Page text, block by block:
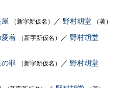
（新字新仮名） ／ 野村胡堂 （著）
着 （新字新仮名） ／ 野村胡堂
罪 （新字新仮名） ／ 野村胡堂